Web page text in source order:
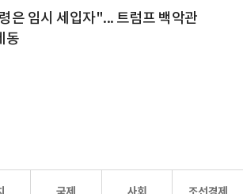
은 임시 세입자"... 트럼프 백악관
동